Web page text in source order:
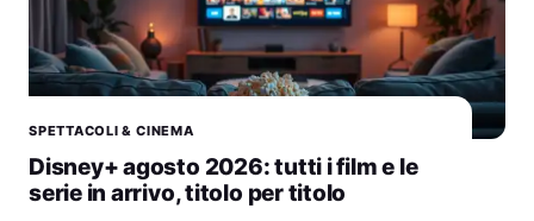
SPETTACOLI & CINEMA
Disney+ agosto 2026: tutti i film e le
serie in arrivo, titolo per titolo